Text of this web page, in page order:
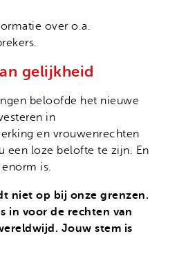
over o.a.
gelijkheid
beloofde het nieuwe
in
en vrouwenrechten
een loze belofte te zijn. En
is.
niet op bij onze grenzen.
in voor de rechten van
Jouw stem is